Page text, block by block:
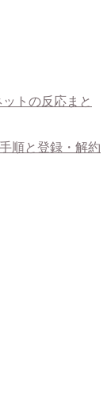
トの反応まと
順と登録・解約